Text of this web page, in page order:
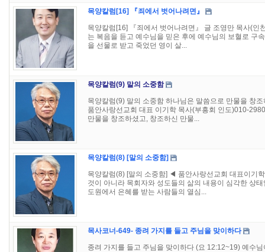
목양칼럼[16] 『죄에서 벗어나려면』
목양칼럼[16] 『죄에서 벗어나려면』 글 조영만 목사(
는 복음을 듣고 예수님을 믿은 후에 예수님의 보혈로 구
을 선물로 받고 죽었던 영이 살...
목양칼럼(9) 말의 소중함
목양칼럼(9) 말의 소중함 하나님은 말씀으로 만물을 창
품안사랑선교회 대표 이기학 목사(부흥회 인도)010-
만물을 창조하셨고, 창조하신 만물...
목양칼럼(8) [말의 소중함]
목양칼럼(8) [말의 소중함] ◀ 품안사랑선교회 대표이기
것이 아니라 목회자와 성도들의 삶의 내용이 심각한 상
도원에서 은혜를 받는 사람들의 열심...
목사코너-649- 종려 가지를 들고 주님을 맞이하다
종려 가지를 들고 주님을 맞이하다 (요 12:12~19) 예수